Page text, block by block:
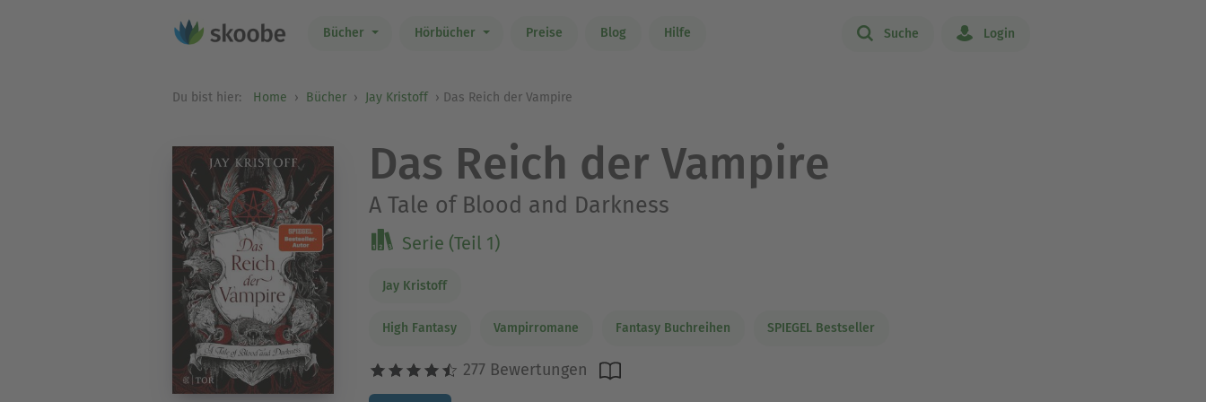
Bücher Hörbücher Preise Blog Hilfe Suche Login
Du bist hier: Home Bücher Jay Kristoff Das Reich der Vampire
Das Reich der Vampire
A Tale of Blood and Darkness
Serie (Teil 1)
Jay Kristoff
High Fantasy Vampirromane Fantasy Buchreihen SPIEGEL Bestseller
277 Bewertungen